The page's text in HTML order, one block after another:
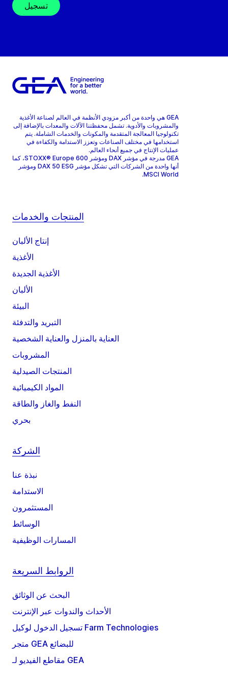
تسجيل
GEA هي واحدة من أكبر مزودي الأنظمة في العالم لصناعة الأغذية
والمشروبات والأدوية. تشمل محفظتنا الآلات والمعدات بالإضافة إلى
تكنولوجيا المعالجة المتقدمة والمكونات والخدمات الشاملة. يتم
استخدامها في مختلف الصناعات وتعزز الاستدامة والكفاءة في
عمليات الإنتاج في جميع أنحاء العالم.
GEA مدرجة في مؤشر DAX ومؤشر STOXX® Europe 600، كما
أنها واحدة من الشركات التي تشكل مؤشر DAX 50 ESG ومؤشر
MSCI World.
المنتجات والخدمات
إنتاج الألبان
الأغذية
الأغذية الجديدة
الألبان
البيئة
التبريد والتدفئة
العناية بالمنزل والعناية الشخصية
المشروبات
المنتجات الصيدلية
المواد الكيميائية
النفط والغاز والطاقة
بحري
الشركة
نبذة عنا
الاستدامة
المستثمرون
الوسائط
المسارات الوظيفية
الروابط السريعة
البحث عن الوثائق
الأحداث والندوات عبر الإنترنت
تسجيل الدخول لوكيل Farm Technologies
متجر GEA للبضائع
مقاطع الفيديو لـ GEA